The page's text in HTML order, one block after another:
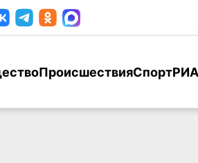
ПроисшествияСпортРИА